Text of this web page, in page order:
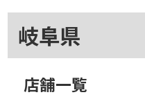
岐阜県
店舗一覧